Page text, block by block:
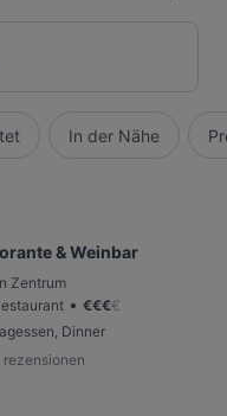
In der Nähe
& Weinbar
Zentrum
• €€€€
Dinner
rezensionen